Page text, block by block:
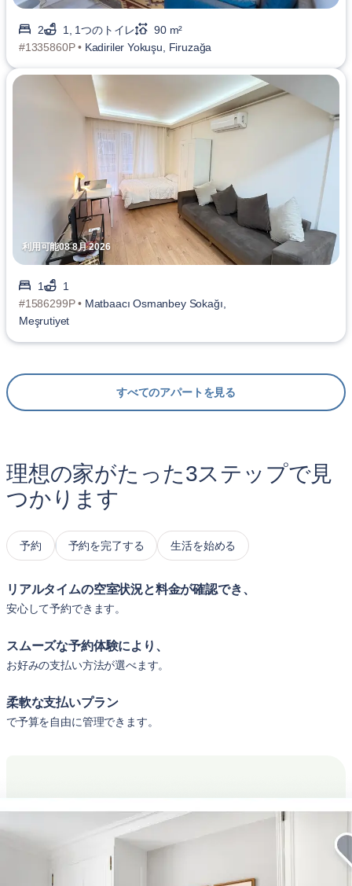
2 1, 1つのトイレ
90 m²
#1335860P • Kadiriler Yokuşu, Firuzağa
利用可能08 8月 2026
1
1
#1586299P • Matbaacı Osmanbey Sokağı,
Meşrutiyet
すべてのアパートを見る
理想の家がたった3ステップで見
つかります
予約 予約を完了する 生活を始める
リアルタイムの空室状況と料金が確認でき、
安心して予約できます。
スムーズな予約体験により、
お好みの支払い方法が選べます。
柔軟な支払いプラン
で予算を自由に管理できます。